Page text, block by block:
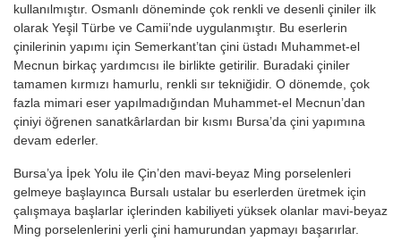
kullanılmıştır. Osmanlı döneminde çok renkli ve desenli çiniler ilk
olarak Yeşil Türbe ve Camii’nde uygulanmıştır. Bu eserlerin
çinilerinin yapımı için Semerkant’tan çini üstadı Muhammet-el
Mecnun birkaç yardımcısı ile birlikte getirilir. Buradaki çiniler
tamamen kırmızı hamurlu, renkli sır tekniğidir. O dönemde, çok
fazla mimari eser yapılmadığından Muhammet-el Mecnun’dan
çiniyi öğrenen sanatkârlardan bir kısmı Bursa’da çini yapımına
devam ederler.
Bursa’ya İpek Yolu ile Çin’den mavi-beyaz Ming porselenleri
gelmeye başlayınca Bursalı ustalar bu eserlerden üretmek için
çalışmaya başlarlar içlerinden kabiliyeti yüksek olanlar mavi-beyaz
Ming porselenlerini yerli çini hamurundan yapmayı başarırlar.